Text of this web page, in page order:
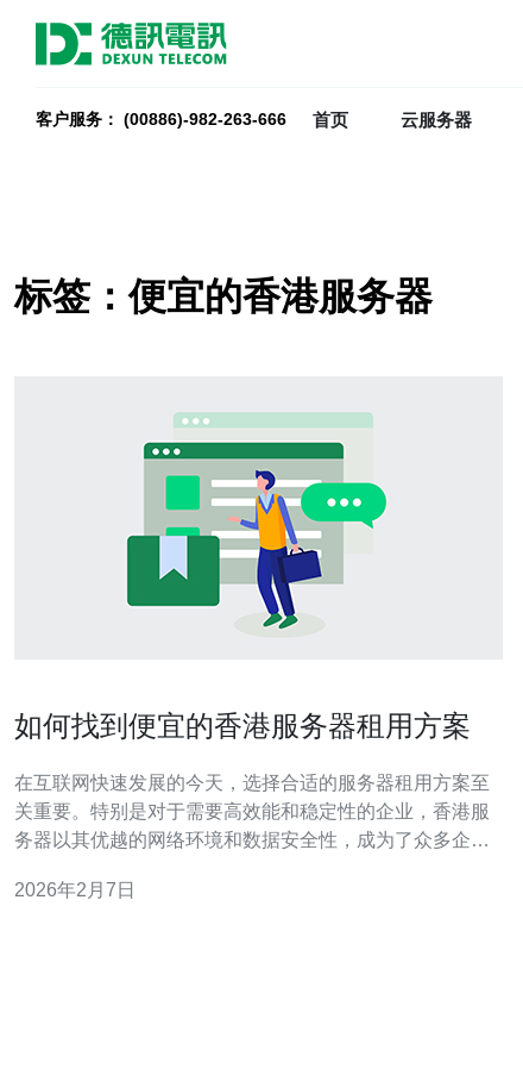
客户服务： (00886)-982-263-666 首页 云服务器
标签：便宜的香港服务器
如何找到便宜的香港服务器租用方案
在互联网快速发展的今天，选择合适的服务器租用方案至
关重要。特别是对于需要高效能和稳定性的企业，香港服
务器以其优越的网络环境和数据安全性，成为了众多企业
用方案，从选择、比较到购买，提供实用的建议和方法。
2026年2月7日